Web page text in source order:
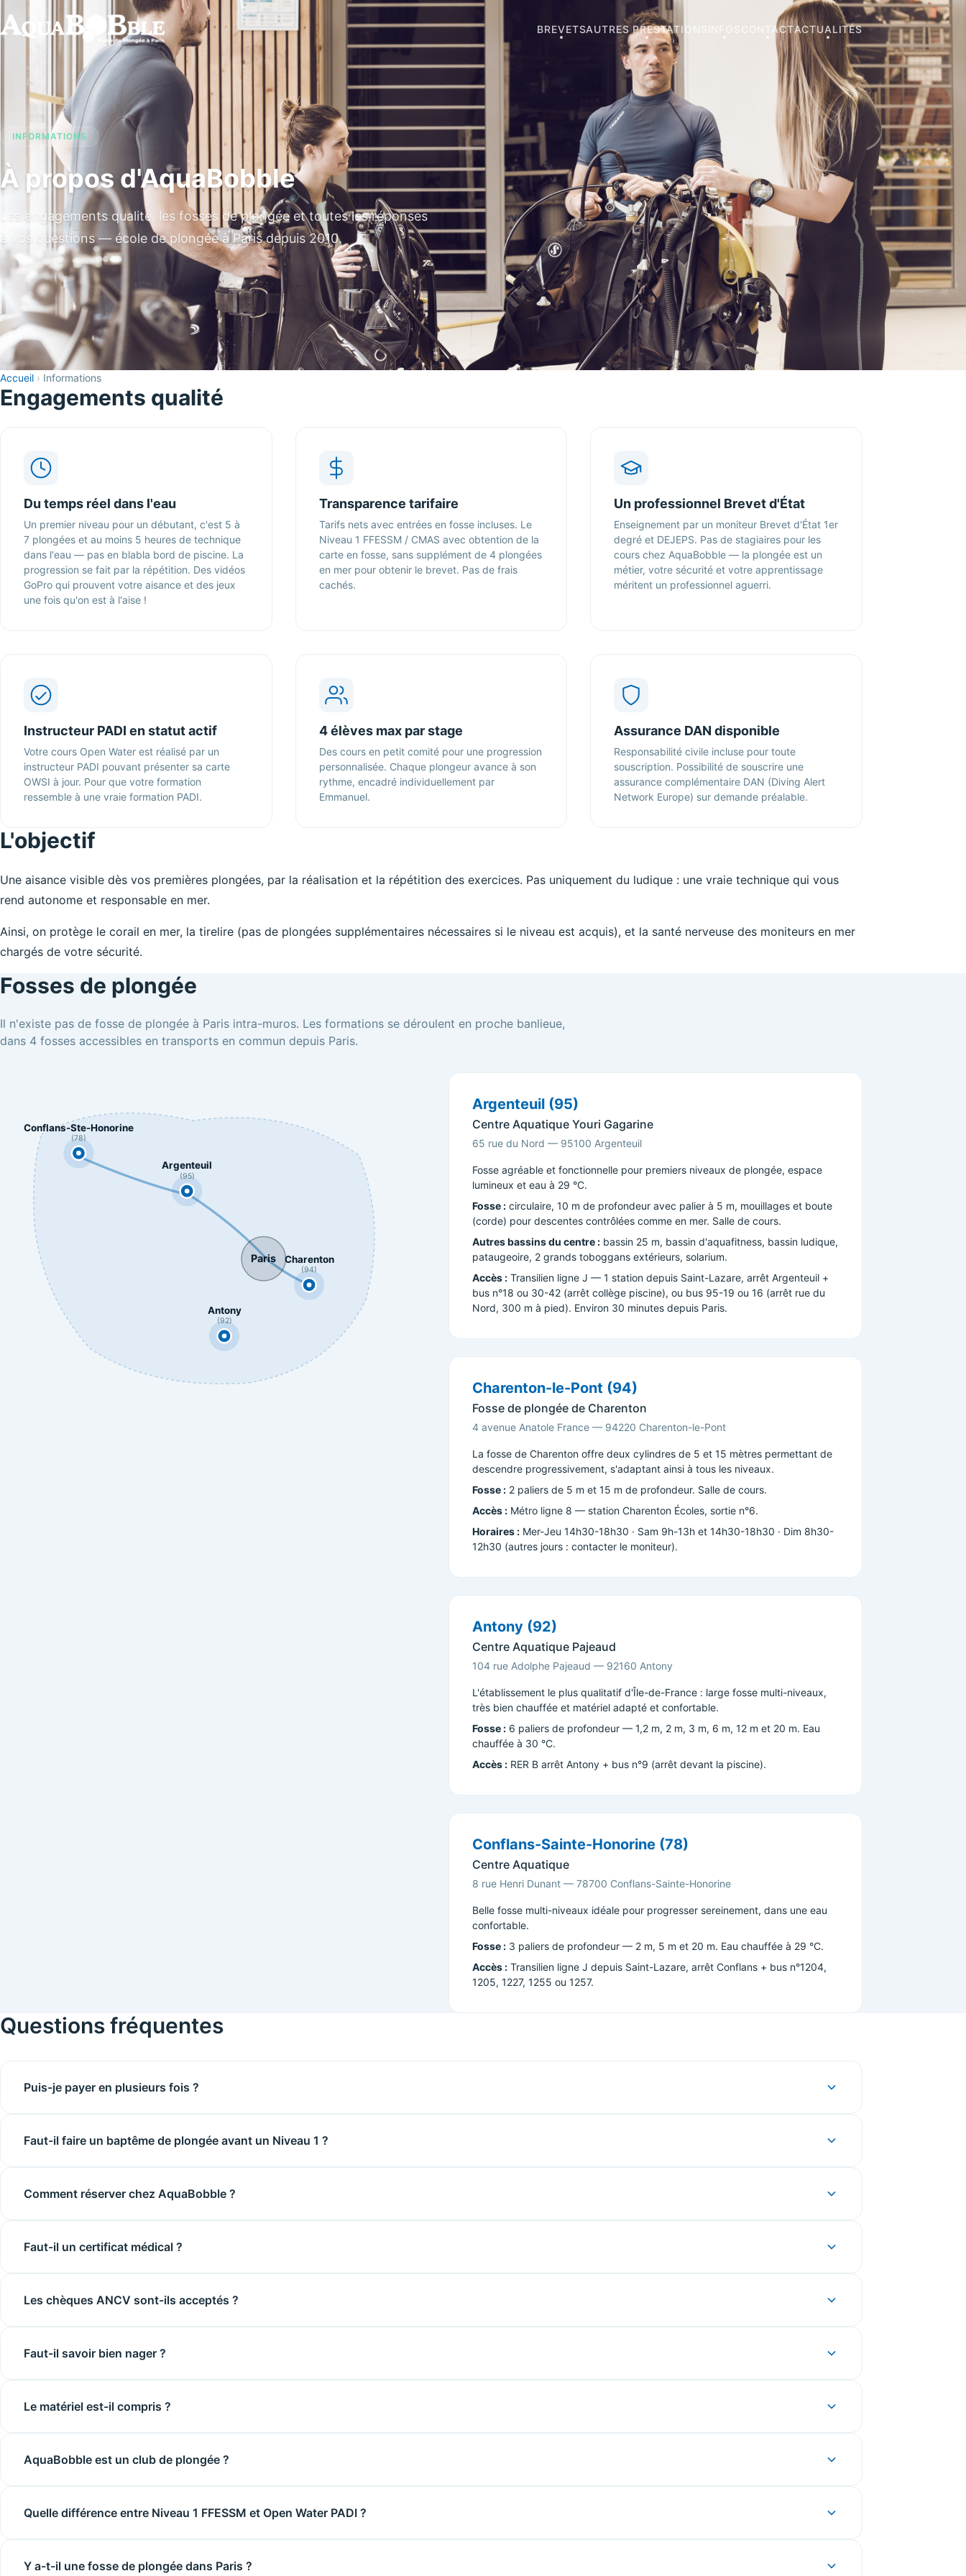
BREVETSAUTRES PRESTATIONS INFOS CONTACTACTUALITÉS
INFORMATIONS
À propos d'AquaBobble
Les engagements qualité, les fosses de plongée et toutes les réponses
à vos questions — école de plongée à Paris depuis 2010.
Accueil › Informations
Engagements qualité
Du temps réel dans l'eau
Un premier niveau pour un débutant, c'est 5 à
7 plongées et au moins 5 heures de technique
dans l'eau — pas en blabla bord de piscine. La
progression se fait par la répétition. Des vidéos
GoPro qui prouvent votre aisance et des jeux
une fois qu'on est à l'aise !
Transparence tarifaire
Tarifs nets avec entrées en fosse incluses. Le
Niveau 1 FFESSM / CMAS avec obtention de la
carte en fosse, sans supplément de 4 plongées
en mer pour obtenir le brevet. Pas de frais
cachés.
Un professionnel Brevet d'État
Enseignement par un moniteur Brevet d'État 1er
degré et DEJEPS. Pas de stagiaires pour les
cours chez AquaBobble — la plongée est un
métier, votre sécurité et votre apprentissage
méritent un professionnel aguerri.
Instructeur PADI en statut actif
Votre cours Open Water est réalisé par un
instructeur PADI pouvant présenter sa carte
OWSI à jour. Pour que votre formation
ressemble à une vraie formation PADI.
4 élèves max par stage
Des cours en petit comité pour une progression
personnalisée. Chaque plongeur avance à son
rythme, encadré individuellement par
Emmanuel.
Assurance DAN disponible
Responsabilité civile incluse pour toute
souscription. Possibilité de souscrire une
assurance complémentaire DAN (Diving Alert
Network Europe) sur demande préalable.
L'objectif
Une aisance visible dès vos premières plongées, par la réalisation et la répétition des exercices. Pas uniquement du ludique : une vraie technique qui vous
rend autonome et responsable en mer.
Ainsi, on protège le corail en mer, la tirelire (pas de plongées supplémentaires nécessaires si le niveau est acquis), et la santé nerveuse des moniteurs en mer
chargés de votre sécurité.
Fosses de plongée
Il n'existe pas de fosse de plongée à Paris intra-muros. Les formations se déroulent en proche banlieue,
dans 4 fosses accessibles en transports en commun depuis Paris.
Paris
Argenteuil
(95)
Conflans-Ste-Honorine
(78)
Charenton
(94)
Antony
(92)
Argenteuil (95)
Centre Aquatique Youri Gagarine
65 rue du Nord — 95100 Argenteuil
Fosse agréable et fonctionnelle pour premiers niveaux de plongée, espace
lumineux et eau à 29 °C.
Fosse : circulaire, 10 m de profondeur avec palier à 5 m, mouillages et boute
(corde) pour descentes contrôlées comme en mer. Salle de cours.
Autres bassins du centre : bassin 25 m, bassin d'aquafitness, bassin ludique,
pataugeoire, 2 grands toboggans extérieurs, solarium.
Accès : Transilien ligne J — 1 station depuis Saint-Lazare, arrêt Argenteuil +
bus n°18 ou 30-42 (arrêt collège piscine), ou bus 95-19 ou 16 (arrêt rue du
Nord, 300 m à pied). Environ 30 minutes depuis Paris.
Charenton-le-Pont (94)
Fosse de plongée de Charenton
4 avenue Anatole France — 94220 Charenton-le-Pont
La fosse de Charenton offre deux cylindres de 5 et 15 mètres permettant de
descendre progressivement, s'adaptant ainsi à tous les niveaux.
Fosse : 2 paliers de 5 m et 15 m de profondeur. Salle de cours.
Accès : Métro ligne 8 — station Charenton Écoles, sortie n°6.
Horaires : Mer-Jeu 14h30-18h30 · Sam 9h-13h et 14h30-18h30 · Dim 8h30-
12h30 (autres jours : contacter le moniteur).
Antony (92)
Centre Aquatique Pajeaud
104 rue Adolphe Pajeaud — 92160 Antony
L'établissement le plus qualitatif d'Île-de-France : large fosse multi-niveaux,
très bien chauffée et matériel adapté et confortable.
Fosse : 6 paliers de profondeur — 1,2 m, 2 m, 3 m, 6 m, 12 m et 20 m. Eau
chauffée à 30 °C.
Accès : RER B arrêt Antony + bus n°9 (arrêt devant la piscine).
Conflans-Sainte-Honorine (78)
Centre Aquatique
8 rue Henri Dunant — 78700 Conflans-Sainte-Honorine
Belle fosse multi-niveaux idéale pour progresser sereinement, dans une eau
confortable.
Fosse : 3 paliers de profondeur — 2 m, 5 m et 20 m. Eau chauffée à 29 °C.
Accès : Transilien ligne J depuis Saint-Lazare, arrêt Conflans + bus n°1204,
1205, 1227, 1255 ou 1257.
Questions fréquentes
Puis-je payer en plusieurs fois ?
Faut-il faire un baptême de plongée avant un Niveau 1 ?
Comment réserver chez AquaBobble ?
Faut-il un certificat médical ?
Les chèques ANCV sont-ils acceptés ?
Faut-il savoir bien nager ?
Le matériel est-il compris ?
AquaBobble est un club de plongée ?
Quelle différence entre Niveau 1 FFESSM et Open Water PADI ?
Y a-t-il une fosse de plongée dans Paris ?